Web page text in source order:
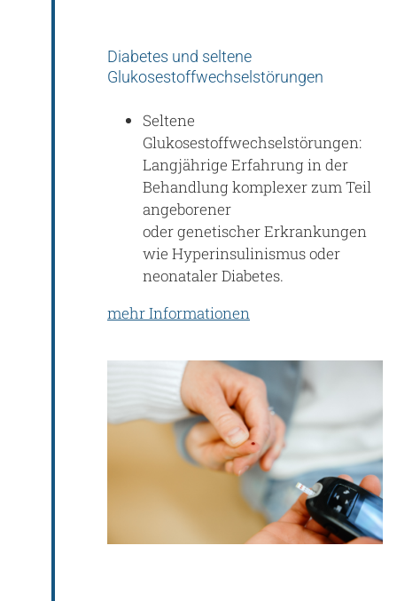
Diabetes und seltene
Glukosestoffwechselstörungen
Seltene
Glukosestoffwechselstörungen:
Langjährige Erfahrung in der
Behandlung komplexer zum Teil
angeborener
oder genetischer Erkrankungen
wie Hyperinsulinismus oder
neonataler Diabetes.
mehr Informationen